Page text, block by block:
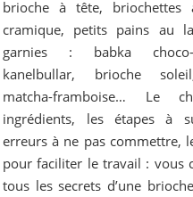
brioche à tête, briochettes
cramique, petits pains au
garnies : babka choco-
kanelbullar, brioche
matcha-framboise… Le
ingrédients, les étapes à
erreurs à ne pas commettre,
pour faciliter le travail : vous
tous les secrets d’une